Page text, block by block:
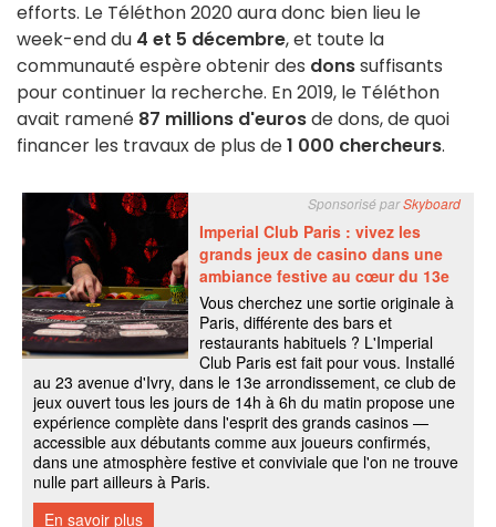
efforts. Le Téléthon 2020 aura donc bien lieu le
week-end du 4 et 5 décembre, et toute la
communauté espère obtenir des donssuffisants
pour continuer la recherche. En 2019, le Téléthon
avait ramené 87 millions d'eurosde dons, de quoi
financer les travaux de plus de1 000 chercheurs.